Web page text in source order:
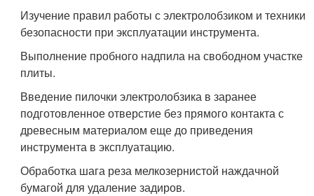
Изучение правил работы с электролобзиком и техники
безопасности при эксплуатации инструмента.
Выполнение пробного надпила на свободном участке
плиты.
Введение пилочки электролобзика в заранее
подготовленное отверстие без прямого контакта с
древесным материалом еще до приведения
инструмента в эксплуатацию.
Обработка шага реза мелкозернистой наждачной
бумагой для удаление задиров.